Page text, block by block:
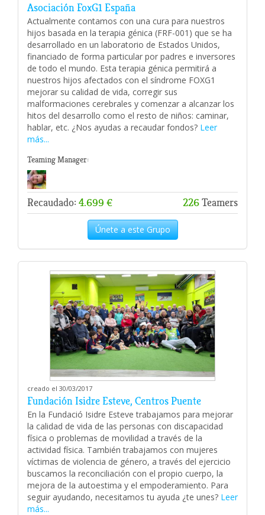
Asociación FoxG1 España
Actualmente contamos con una cura para nuestros
hijos basada en la terapia génica (FRF-001) que se ha
desarrollado en un laboratorio de Estados Unidos,
financiado de forma particular por padres e inversores
de todo el mundo. Esta terapia génica permitirá a
nuestros hijos afectados con el síndrome FOXG1
mejorar su calidad de vida, corregir sus
malformaciones cerebrales y comenzar a alcanzar los
hitos del desarrollo como el resto de niños: caminar,
hablar, etc. ¿Nos ayudas a recaudar fondos? Leer
más...
Teaming Manager:
Recaudado: 4.699 € 226Teamers
Únete a este Grupo
creado el 30/03/2017
Fundación Isidre Esteve, Centros Puente
En la Fundació Isidre Esteve trabajamos para mejorar
la calidad de vida de las personas con discapacidad
física o problemas de movilidad a través de la
actividad física. También trabajamos con mujeres
víctimas de violencia de género, a través del ejercicio
buscamos la reconciliación con el propio cuerpo, la
mejora de la autoestima y el empoderamiento. Para
seguir ayudando, necesitamos tu ayuda ¿te unes? Leer
más...